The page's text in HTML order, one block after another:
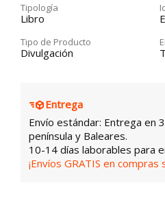
Tipología
Libro
Tipo de Producto
Divulgación
Entrega
Envío estándar: Entrega en
península y Baleares.
10-14 días laborables para
¡Envíos GRATIS en